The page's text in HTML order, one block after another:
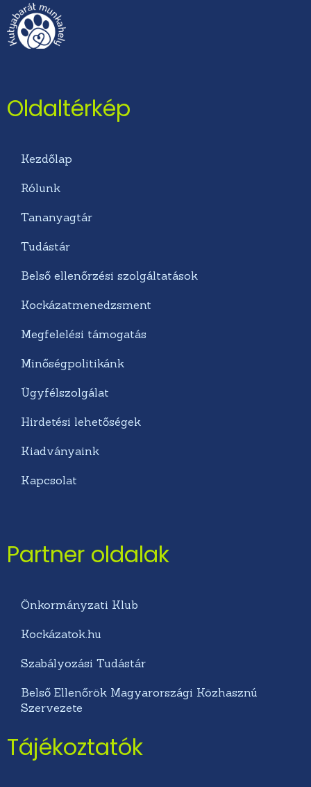
Oldaltérkép
Kezdőlap
Rólunk
Tananyagtár
Tudástár
Belső ellenőrzési szolgáltatások
Kockázatmenedzsment
Megfelelési támogatás
Minőségpolitikánk
Ügyfélszolgálat
Hirdetési lehetőségek
Kiadványaink
Kapcsolat
Partner oldalak
Önkormányzati Klub
Kockázatok.hu
Szabályozási Tudástár
Belső Ellenőrök Magyarországi Közhasznú
Szervezete
Tájékoztatók